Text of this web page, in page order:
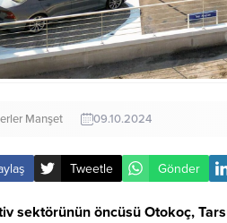
Manşet 09.10.2024
Tweetle Gönder
sektörünün öncüsü Otokoç,